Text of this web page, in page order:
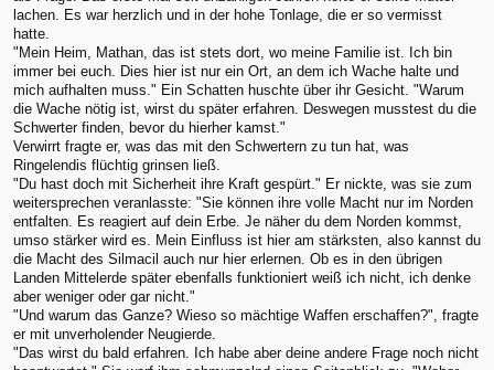
lachen. Es war herzlich und in der hohe Tonlage, die er so vermisst
hatte.
"Mein Heim, Mathan, das ist stets dort, wo meine Familie ist. Ich bin
immer bei euch. Dies hier ist nur ein Ort, an dem ich Wache halte und
mich aufhalten muss." Ein Schatten huschte über ihr Gesicht. "Warum
die Wache nötig ist, wirst du später erfahren. Deswegen musstest du die
Schwerter finden, bevor du hierher kamst."
Verwirrt fragte er, was das mit den Schwertern zu tun hat, was
Ringelendis flüchtig grinsen ließ.
"Du hast doch mit Sicherheit ihre Kraft gespürt." Er nickte, was sie zum
weitersprechen veranlasste: "Sie können ihre volle Macht nur im Norden
entfalten. Es reagiert auf dein Erbe. Je näher du dem Norden kommst,
umso stärker wird es. Mein Einfluss ist hier am stärksten, also kannst du
die Macht des Silmacil auch nur hier erlernen. Ob es in den übrigen
Landen Mittelerde später ebenfalls funktioniert weiß ich nicht, ich denke
aber weniger oder gar nicht."
"Und warum das Ganze? Wieso so mächtige Waffen erschaffen?", fragte
er mit unverholender Neugierde.
"Das wirst du bald erfahren. Ich habe aber deine andere Frage noch nicht